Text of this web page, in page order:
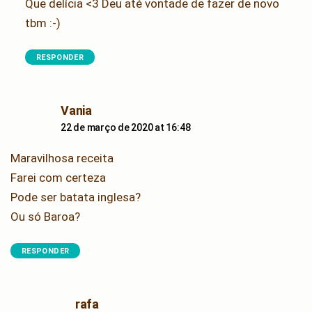
Que delícia <3 Deu até vontade de fazer de novo
tbm :-)
RESPONDER
Vaniasays:
22 de março de 2020 at 16:48
Maravilhosa receita
Farei com certeza
Pode ser batata inglesa?
Ou só Baroa?
RESPONDER
rafasays: